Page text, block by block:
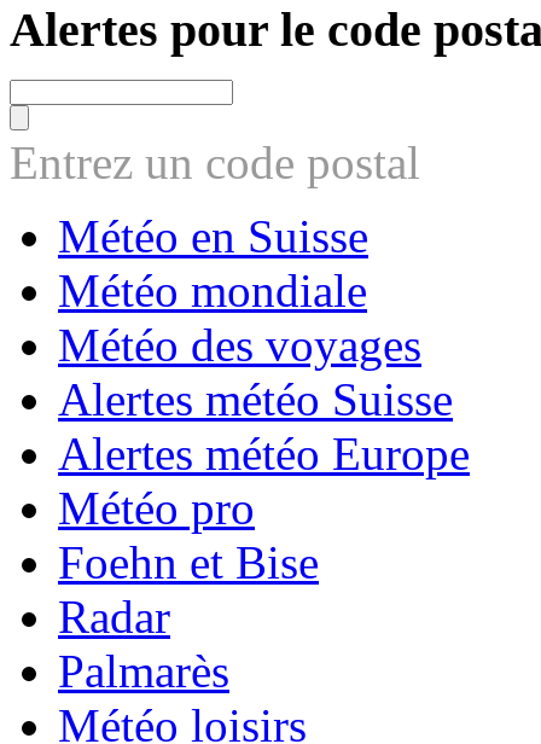
Alertes pour le code
Entrez un code postal
Météo en Suisse
Météo mondiale
Météo des voyages
Alertes météo Suisse
Alertes météo Europe
Météo pro
Foehn et Bise
Radar
Palmarès
Météo loisirs